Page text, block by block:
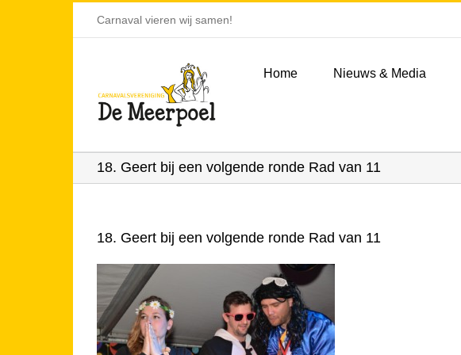
Carnaval vieren wij samen!
Home Nieuws & Media
18. Geert bij een volgende ronde Rad van 11
18. Geert bij een volgende ronde Rad van 11